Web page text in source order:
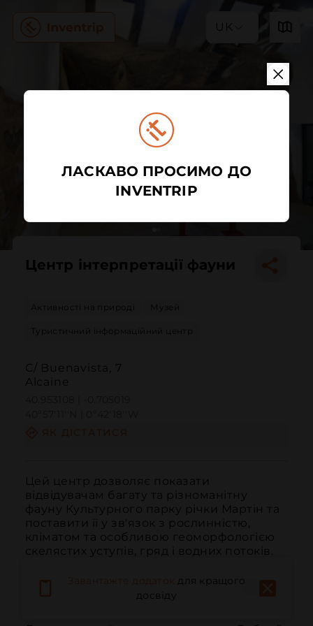
UK
Центр інтерпретації фауни
Активності на природі Музей
Туристичний інформаційний центр
C/ Buenavista, 7
Alcaine
Цей центр дозволяє показати
відвідувачам багату та різноманітну
фауну Культурного парку річки Мартін та
поставити її у зв'язок з рослинністю,
кліматом та особливою геоморфологією
скелястих уступів, гряд і водних потоків.
для кращого
досвіду
ЛАСКАВО ПРОСИМО ДО
INVENTRIP